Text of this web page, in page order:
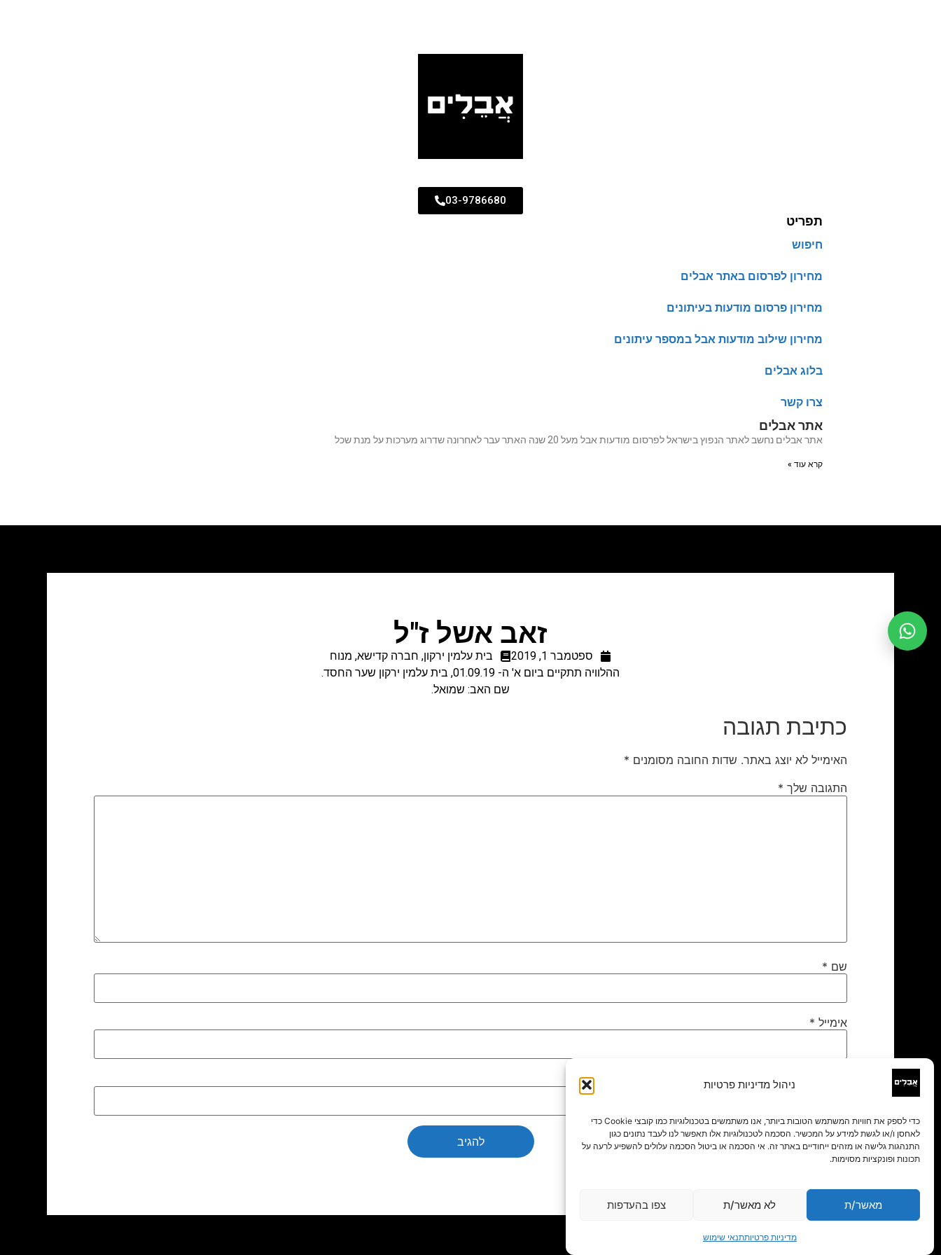
ניהול מדיניות פרטיות
כדי לספק את חוויות המשתמש הטובות ביותר, אנו משתמשים בטכנולוגיות כמו קובצי Cookie כדי
לאחסן ו/או לגשת למידע על המכשיר. הסכמה לטכנולוגיות אלו תאפשר לנו לעבד נתונים כגון
התנהגות גלישה או מזהים ייחודיים באתר זה. אי הסכמה או ביטול הסכמה עלולים להשפיע לרעה על
תכונות ופונקציות מסוימות.
מאשר/ת לא מאשר/ת צפו בהעדפות
מדיניות פרטיותתנאי שימוש
03-9786680
תפריט
חיפוש
מחירון לפרסום באתר אבלים
מחירון פרסום מודעות בעיתונים
מחירון שילוב מודעות אבל במספר עיתונים
בלוג אבלים
צרו קשר
אתר אבלים
אתר אבלים נחשב לאתר הנפוץ בישראל לפרסום מודעות אבל מעל 20 שנה האתר עבר לאחרונה שדרוג מערכות על מנת שכל
קרא עוד »
זאב אשל ז"ל
ספטמבר 1, 2019 בית עלמין ירקון, חברה קדישא, מנוח
ההלוויה תתקיים ביום א' ה- 01.09.19, בית עלמין ירקון שער החסד.
שם האב: שמואל.
כתיבת תגובה
האימייל לא יוצג באתר. שדות החובה מסומנים *
התגובה שלך *
שם *
אימייל *